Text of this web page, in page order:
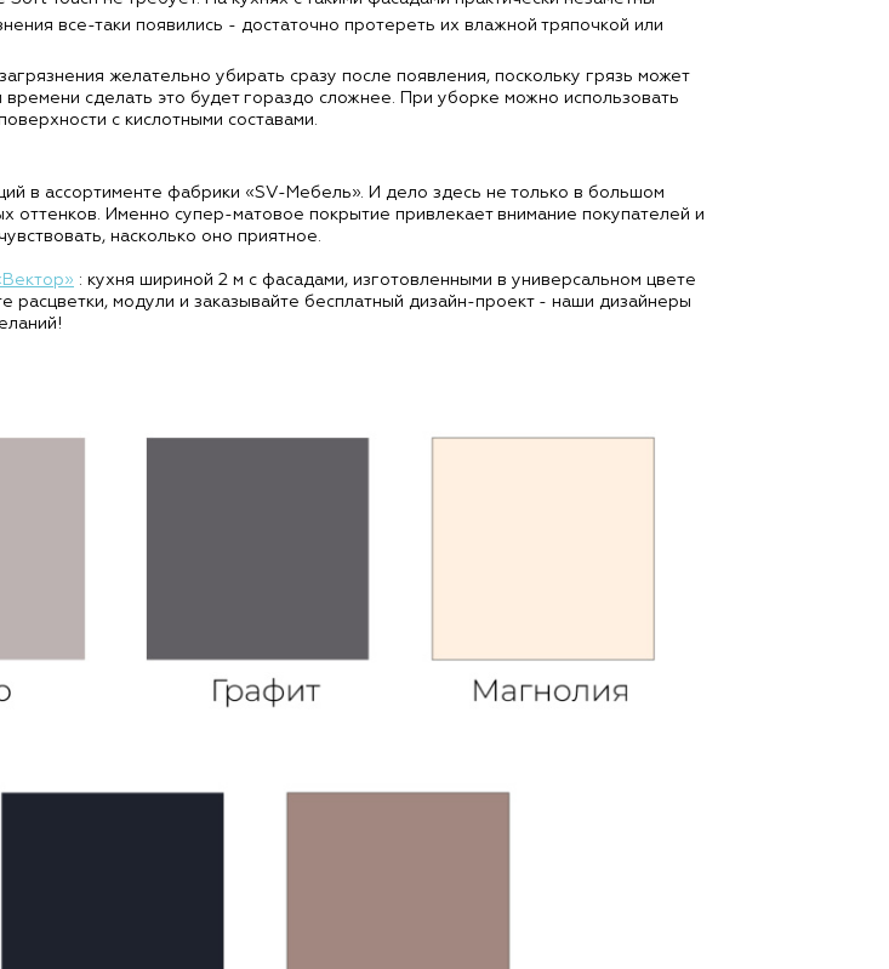
все-таки появились - достаточно протереть их влажной тряпочкой или
желательно убирать сразу после появления, поскольку грязь может
сделать это будет гораздо сложнее. При уборке можно использовать
с кислотными составами.
в ассортименте фабрики «SV-Мебель». И дело здесь не только в большом
оттенков. Именно супер-матовое покрытие привлекает внимание покупателей и
насколько оно приятное.
: кухня шириной 2 м с фасадами, изготовленными в универсальном цвете
расцветки, модули и заказывайте бесплатный дизайн-проект - наши дизайнеры